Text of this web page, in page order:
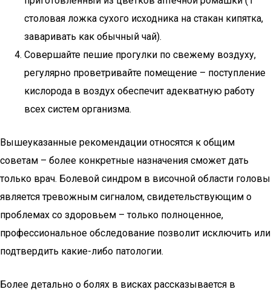
столовая ложка сухого исходника на стакан кипятка,
заваривать как обычный чай).
Совершайте пешие прогулки по свежему воздуху,
регулярно проветривайте помещение – поступление
кислорода в воздух обеспечит адекватную работу
всех систем организма.
Вышеуказанные рекомендации относятся к общим
советам – более конкретные назначения сможет дать
только врач. Болевой синдром в височной области головы
является тревожным сигналом, свидетельствующим о
проблемах со здоровьем – только полноценное,
профессиональное обследование позволит исключить или
подтвердить какие-либо патологии.
Более детально о болях в висках рассказывается в